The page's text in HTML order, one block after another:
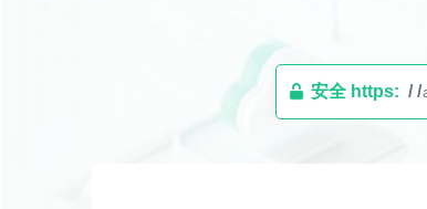
安全 https: / /